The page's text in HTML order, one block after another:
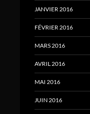
JANVIER 2016
FÉVRIER 2016
MARS 2016
AVRIL 2016
MAI 2016
JUIN 2016